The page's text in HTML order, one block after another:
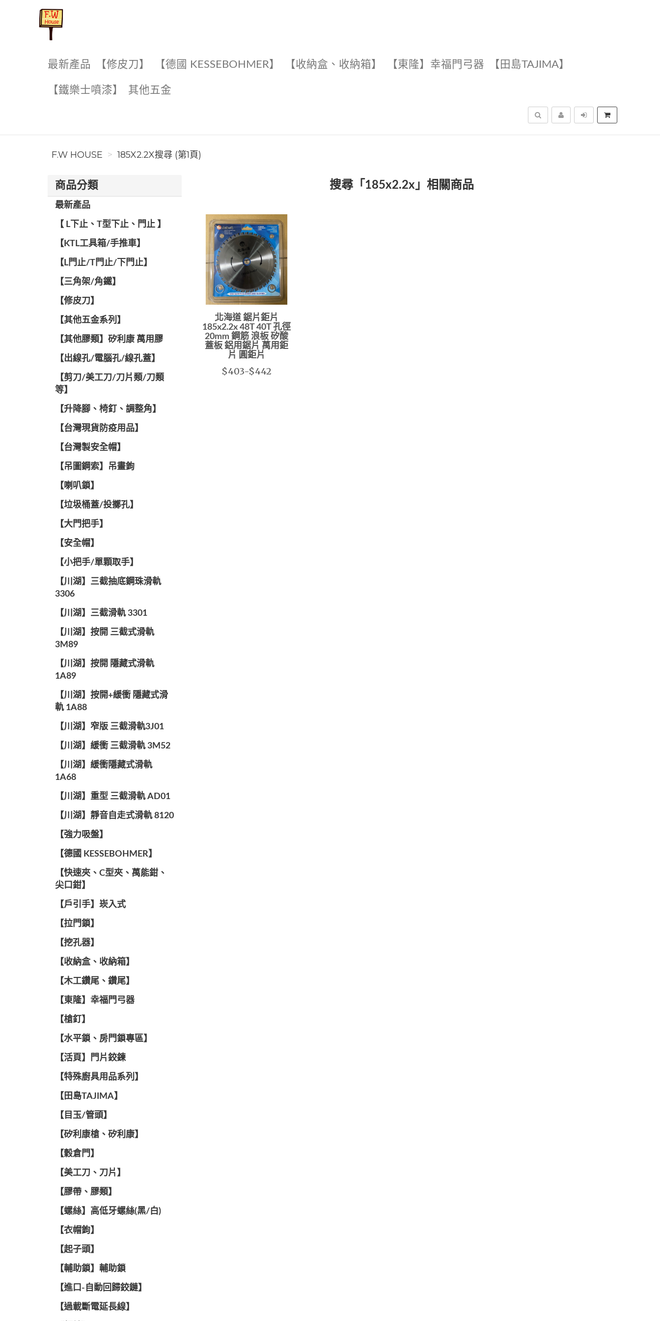
最新產品 【修皮刀】 【德國 KESSEBOHMER】 【收納盒、收納箱】 【東隆】幸福門弓器 【田島TAJIMA】
【鐵樂士噴漆】 其他五金
搜尋
F.W HOUSE 185X2.2X搜尋 (第1頁)
商品分類
最新產品
【 L下止、T型下止、門止 】
【KTL工具箱/手推車】
【L門止/T門止/下門止】
【三角架/角鐵】
【修皮刀】
【其他五金系列】
【其他膠類】矽利康 萬用膠
【出線孔/電腦孔/線孔蓋】
【剪刀/美工刀/刀片類/刀類
等】
【升降腳、椅釘、調整角】
【台灣現貨防疫用品】
【台灣製安全帽】
【吊圖鋼索】吊畫鉤
【喇叭鎖】
【垃圾桶蓋/投擲孔】
【大門把手】
【安全帽】
【小把手/單顆取手】
【川湖】三截抽底鋼珠滑軌
3306
【川湖】三截滑軌 3301
【川湖】按開 三截式滑軌
3M89
【川湖】按開 隱藏式滑軌
1A89
【川湖】按開+緩衝 隱藏式滑
軌 1A88
【川湖】窄版 三截滑軌3J01
【川湖】緩衝 三截滑軌 3M52
【川湖】緩衝隱藏式滑軌
1A68
【川湖】重型 三截滑軌 AD01
【川湖】靜音自走式滑軌 8120
【強力吸盤】
【德國 KESSEBOHMER】
【快速夾、C型夾、萬能鉗、
尖口鉗】
【戶引手】崁入式
【拉門鎖】
【挖孔器】
【收納盒、收納箱】
【木工鑽尾、鑽尾】
【東隆】幸福門弓器
【槍釘】
【水平鎖、房門鎖專區】
【活頁】門片鉸鍊
【特殊廚具用品系列】
【田島TAJIMA】
【目玉/管頭】
【矽利康槍、矽利康】
【穀倉門】
【美工刀、刀片】
【膠帶、膠類】
【螺絲】高低牙螺絲(黑/白)
【衣帽鉤】
【起子頭】
【輔助鎖】輔助鎖
【進口-自動回歸鉸鏈】
【過載斷電延長線】
搜尋「185x2.2x」相關商品
北海道 鋸片鉅片
185x2.2x 48T 40T 孔徑
20mm 鋼筋 浪板 矽酸
蓋板 鋁用鋸片 萬用鉅
片 圓鉅片
$403-$442